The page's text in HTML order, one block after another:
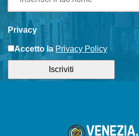
Privacy
Accetto la Privacy Policy